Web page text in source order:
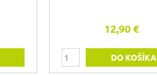
12,90 €
DO KOŠÍKA